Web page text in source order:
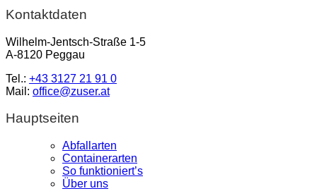
Kontaktdaten
Wilhelm-Jentsch-Straße 1-5
A-8120 Peggau
Tel.: +43 3127 21 91 0
Mail: office@zuser.at
Hauptseiten
Abfallarten
Containerarten
So funktioniert’s
Über uns